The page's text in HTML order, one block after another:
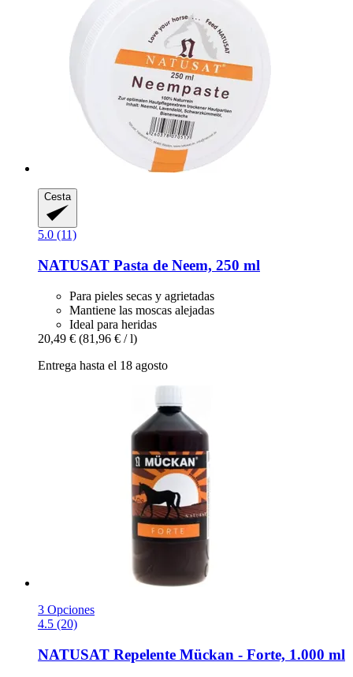
Cesta
5.0 (11)
NATUSAT Pasta de Neem, 250 ml
Para pieles secas y agrietadas
Mantiene las moscas alejadas
Ideal para heridas
20,49 € (81,96 € / l)
Entrega hasta el 18 agosto
3 Opciones
4.5 (20)
NATUSAT Repelente Mückan -​ Forte, 1.000 ml